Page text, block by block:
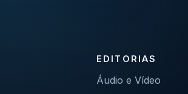
EDITORIAS
Áudio e Vídeo